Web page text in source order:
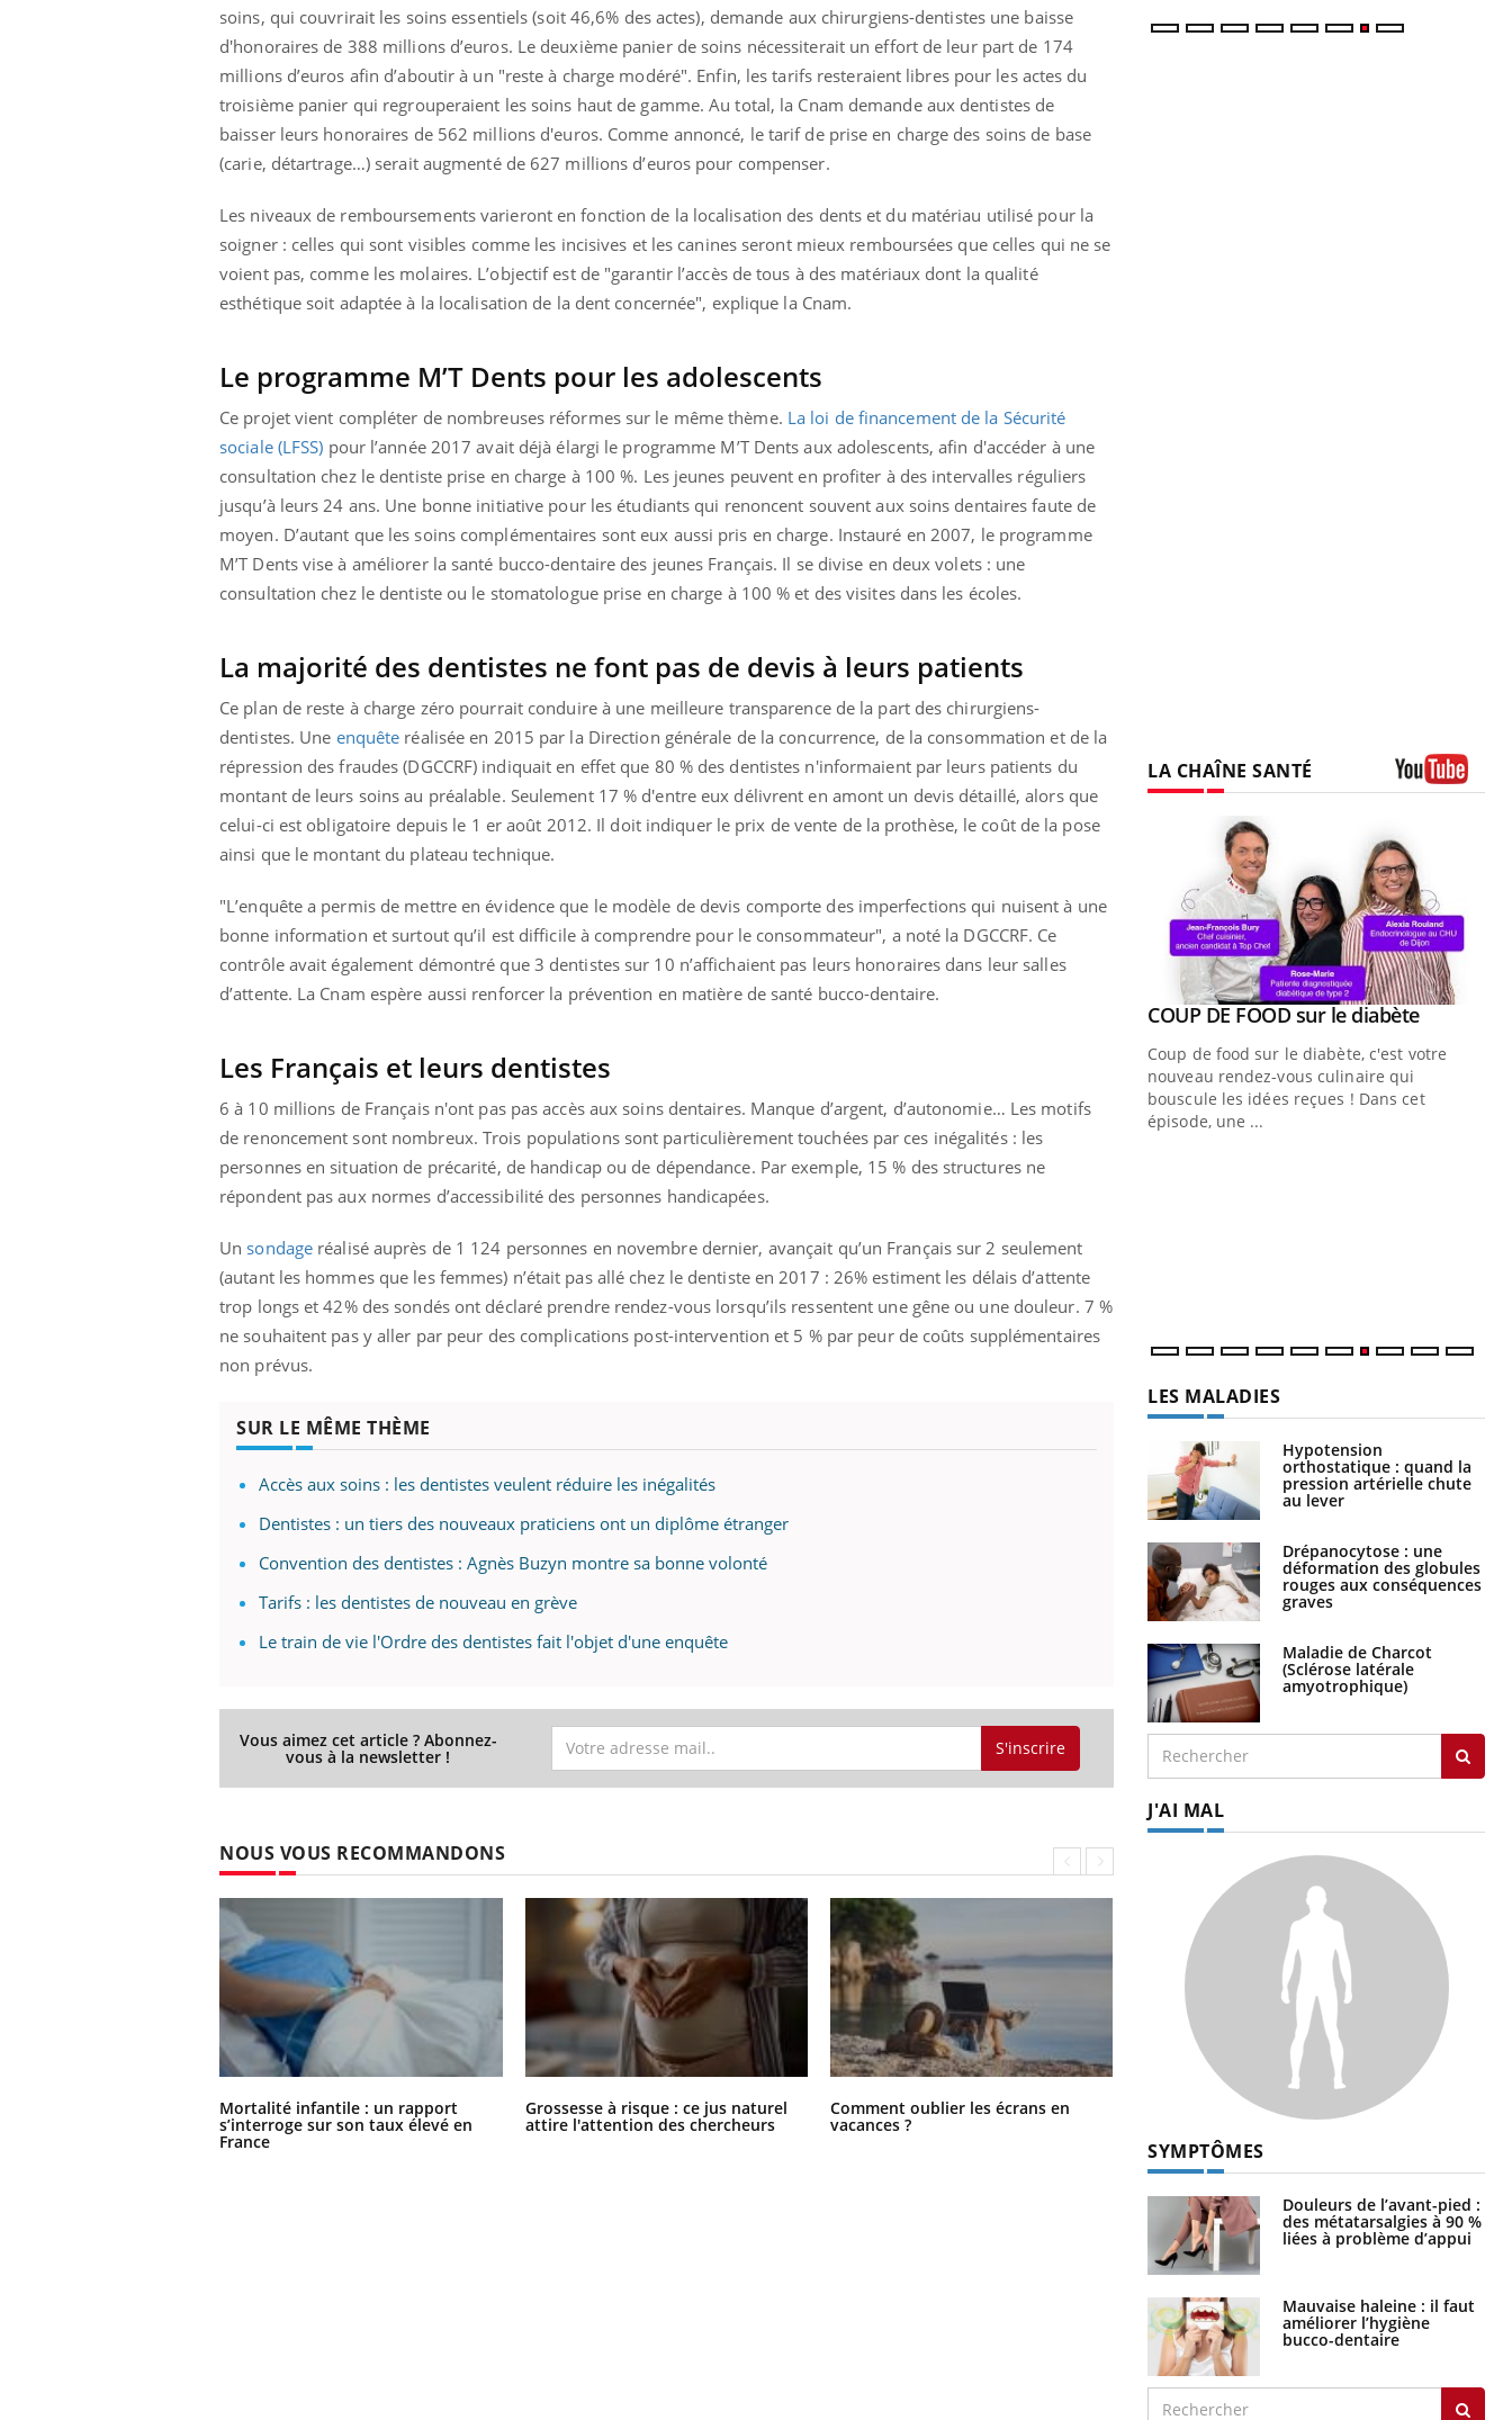
soins, qui couvrirait les soins essentiels (soit 46,6% des actes), demande aux chirurgiens-dentistes une baisse
d'honoraires de 388 millions d’euros. Le deuxième panier de soins nécessiterait un effort de leur part de 174
millions d’euros afin d’aboutir à un "reste à charge modéré". Enfin, les tarifs resteraient libres pour les actes du
troisième panier qui regrouperaient les soins haut de gamme. Au total, la Cnam demande aux dentistes de
baisser leurs honoraires de 562 millions d'euros. Comme annoncé, le tarif de prise en charge des soins de base
(carie, détartrage…) serait augmenté de 627 millions d’euros pour compenser.
Les niveaux de remboursements varieront en fonction de la localisation des dents et du matériau utilisé pour la
soigner : celles qui sont visibles comme les incisives et les canines seront mieux remboursées que celles qui ne se
voient pas, comme les molaires. L’objectif est de "garantir l’accès de tous à des matériaux dont la qualité
esthétique soit adaptée à la localisation de la dent concernée", explique la Cnam.
Le programme M’T Dents pour les adolescents
Ce projet vient compléter de nombreuses réformes sur le même thème. La loi de financement de la Sécurité
sociale (LFSS) pour l’année 2017 avait déjà élargi le programme M’T Dents aux adolescents, afin d'accéder à une
consultation chez le dentiste prise en charge à 100 %. Les jeunes peuvent en profiter à des intervalles réguliers
jusqu’à leurs 24 ans. Une bonne initiative pour les étudiants qui renoncent souvent aux soins dentaires faute de
moyen. D’autant que les soins complémentaires sont eux aussi pris en charge. Instauré en 2007, le programme
M’T Dents vise à améliorer la santé bucco-dentaire des jeunes Français. Il se divise en deux volets : une
consultation chez le dentiste ou le stomatologue prise en charge à 100 % et des visites dans les écoles.
La majorité des dentistes ne font pas de devis à leurs patients
Ce plan de reste à charge zéro pourrait conduire à une meilleure transparence de la part des chirurgiens-
dentistes. Une enquête réalisée en 2015 par la Direction générale de la concurrence, de la consommation et de la
répression des fraudes (DGCCRF) indiquait en effet que 80 % des dentistes n'informaient par leurs patients du
montant de leurs soins au préalable. Seulement 17 % d'entre eux délivrent en amont un devis détaillé, alors que
celui-ci est obligatoire depuis le 1 er août 2012. Il doit indiquer le prix de vente de la prothèse, le coût de la pose
ainsi que le montant du plateau technique.
"L’enquête a permis de mettre en évidence que le modèle de devis comporte des imperfections qui nuisent à une
bonne information et surtout qu’il est difficile à comprendre pour le consommateur", a noté la DGCCRF. Ce
contrôle avait également démontré que 3 dentistes sur 10 n’affichaient pas leurs honoraires dans leur salles
d’attente. La Cnam espère aussi renforcer la prévention en matière de santé bucco-dentaire.
Les Français et leurs dentistes
6 à 10 millions de Français n'ont pas pas accès aux soins dentaires. Manque d’argent, d’autonomie… Les motifs
de renoncement sont nombreux. Trois populations sont particulièrement touchées par ces inégalités : les
personnes en situation de précarité, de handicap ou de dépendance. Par exemple, 15 % des structures ne
répondent pas aux normes d’accessibilité des personnes handicapées.
Un sondage réalisé auprès de 1 124 personnes en novembre dernier, avançait qu’un Français sur 2 seulement
(autant les hommes que les femmes) n’était pas allé chez le dentiste en 2017 : 26% estiment les délais d’attente
trop longs et 42% des sondés ont déclaré prendre rendez-vous lorsqu’ils ressentent une gêne ou une douleur. 7 %
ne souhaitent pas y aller par peur des complications post-intervention et 5 % par peur de coûts supplémentaires
non prévus.
SUR LE MÊME THÈME
Accès aux soins : les dentistes veulent réduire les inégalités
Dentistes : un tiers des nouveaux praticiens ont un diplôme étranger
Convention des dentistes : Agnès Buzyn montre sa bonne volonté
Tarifs : les dentistes de nouveau en grève
Le train de vie l'Ordre des dentistes fait l'objet d'une enquête
Vous aimez cet article ? Abonnez-
vous à la newsletter ! S'inscrire
NOUS VOUS RECOMMANDONS
Mortalité infantile : un rapport
s’interroge sur son taux élevé en
France
Grossesse à risque : ce jus naturel
attire l'attention des chercheurs
Comment oublier les écrans en
vacances ?
Toujours connectés : comment le
travail empiète de plus en plus sur
nos soirées
LA CHAÎNE SANTÉ
Youtube
Le Ramadan approche, et, pour de
nombreuses personnes atteintes de
diabète, c'est une période de questions, de
défis, mais ...
préventiveYoutube
Un établissement lié à un groupe
mutualiste innove en matière de bilan de
santé : l'utilisation d'un « jumeau
numérique » permet ...
Youtube
COUP DE FOOD sur le diabèteYoutube
Coup de food sur le diabète, c'est votre
nouveau rendez-vous culinaire qui
bouscule les idées reçues ! Dans cet
épisode, une ...
LES MALADIES
Hypotension
orthostatique : quand la
pression artérielle chute
au lever
Drépanocytose : une
déformation des globules
rouges aux conséquences
graves
Maladie de Charcot
(Sclérose latérale
amyotrophique)
J'AI MAL
SYMPTÔMES
Douleurs de l’avant-pied :
des métatarsalgies à 90 %
liées à problème d’appui
Mauvaise haleine : il faut
améliorer l’hygiène
bucco-dentaire